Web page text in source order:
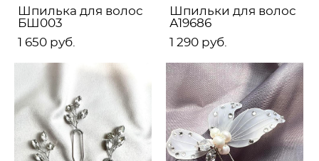
Шпилька для волос
БШ003
1 650 pуб.
Шпильки для волос
А19686
1 290 pуб.